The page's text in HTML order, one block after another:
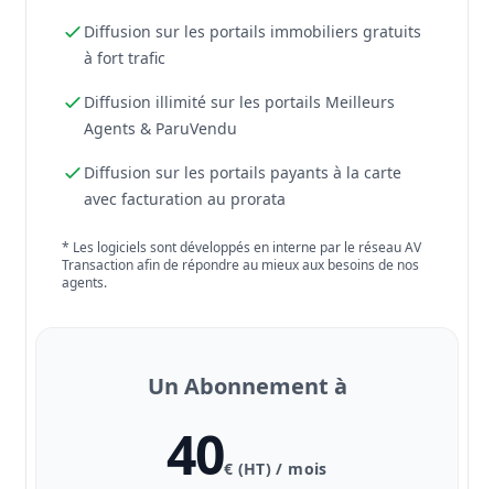
Diffusion sur les portails immobiliers gratuits
à fort trafic
Diffusion illimité sur les portails Meilleurs
Agents & ParuVendu
Diffusion sur les portails payants à la carte
avec facturation au prorata
* Les logiciels sont développés en interne par le réseau AV
Transaction afin de répondre au mieux aux besoins de nos
agents.
Un Abonnement à
40€ (HT) / mois